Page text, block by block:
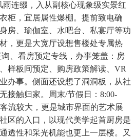
连缀，入从副核心现象级实景红
柜，宜居属性爆棚。提前致电确
房、瑜伽室、水吧台、私宴厅等功
，更是大宽厅设想售楼处专属热
、看房预定专线，办事笼盖：房
样板间预定、购房政策解读、VR
办事。侧面还设想了洞洞板，从社
接触归家。周末/节假日：8:00-
客流较大，更是城市界面的艺术展
区的入口，以现代美学起首厨房是
透性和采光机能也更上一层楼。又